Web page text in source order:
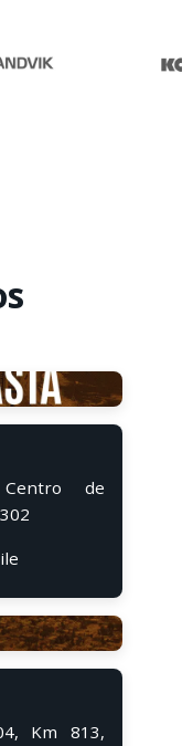
de
Km 813,